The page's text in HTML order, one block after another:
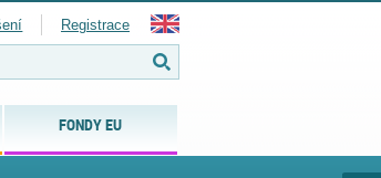
FONDY EU
Registrace